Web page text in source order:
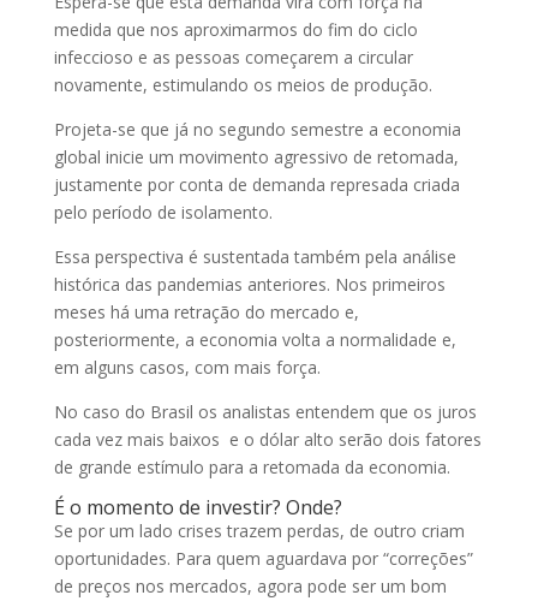
medida que nos aproximarmos do fim do ciclo
infeccioso e as pessoas começarem a circular
novamente, estimulando os meios de produção.
Projeta-se que já no segundo semestre a economia
global inicie um movimento agressivo de retomada,
justamente por conta de demanda represada criada
pelo período de isolamento.
Essa perspectiva é sustentada também pela análise
histórica das pandemias anteriores. Nos primeiros
meses há uma retração do mercado e,
posteriormente, a economia volta a normalidade e,
em alguns casos, com mais força.
No caso do Brasil os analistas entendem que os juros
cada vez mais baixos e o dólar alto serão dois fatores
de grande estímulo para a retomada da economia.
É o momento de investir? Onde?
Se por um lado crises trazem perdas, de outro criam
oportunidades. Para quem aguardava por “correções”
de preços nos mercados, agora pode ser um bom